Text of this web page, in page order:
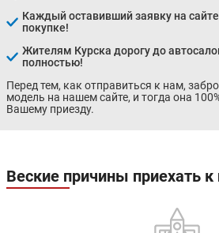
Каждый оставивший заявку на
покупке!
Жителям Курска дорогу до
полностью!
Перед тем, как отправиться к нам,
модель на нашем сайте, и тогда она
Вашему приезду.
Веские причины приехать к